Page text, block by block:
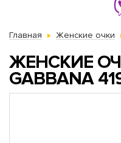
Главная Женские очки
ЖЕНСКИЕ
GABBANA